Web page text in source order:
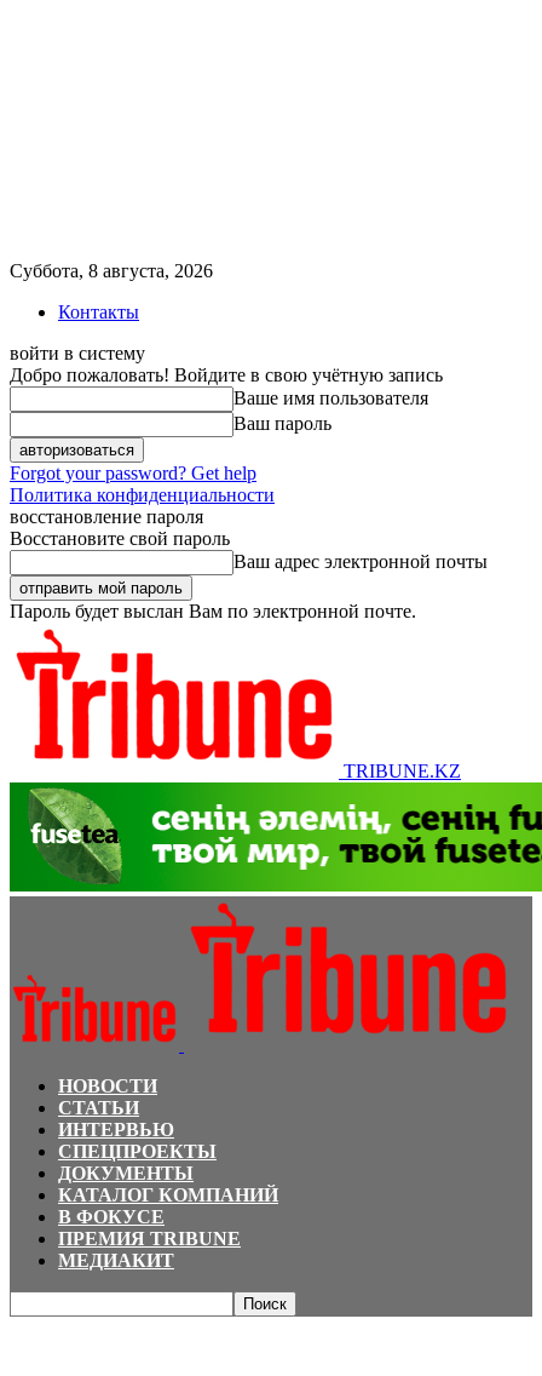
Суббота, 8 августа, 2026
Контакты
войти в систему
Добро пожаловать! Войдите в свою учётную запись
Ваше имя пользователя
Ваш пароль
Forgot your password? Get help
Политика конфиденциальности
восстановление пароля
Восстановите свой пароль
Ваш адрес электронной почты
Пароль будет выслан Вам по электронной почте.
TRIBUNE.KZ
НОВОСТИ
СТАТЬИ
ИНТЕРВЬЮ
СПЕЦПРОЕКТЫ
ДОКУМЕНТЫ
КАТАЛОГ КОМПАНИЙ
В ФОКУСЕ
ПРЕМИЯ TRIBUNE
МЕДИАКИТ